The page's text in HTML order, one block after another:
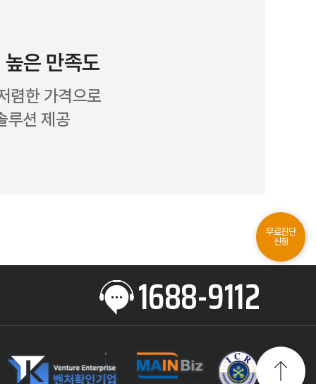
은 만족도
렴한 가격으로
루션 제공
1688-9112
무료진단
신청